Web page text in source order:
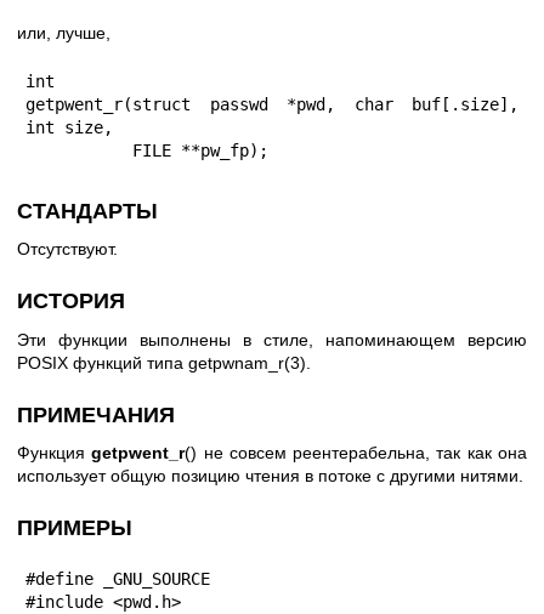
или, лучше,
int
getpwent_r(struct passwd *pwd, char buf[.size],
int size,
           FILE **pw_fp);
СТАНДАРТЫ
Отсутствуют.
ИСТОРИЯ
Эти функции выполнены в стиле, напоминающем версию
POSIX функций типа getpwnam_r(3)
ПРИМЕЧАНИЯ
Функцияgetpwent_r() не совсем реентерабельна, так как она
использует общую позицию чтения в потоке с другими нитями.
ПРИМЕРЫ
#define _GNU_SOURCE
#include <pwd.h>